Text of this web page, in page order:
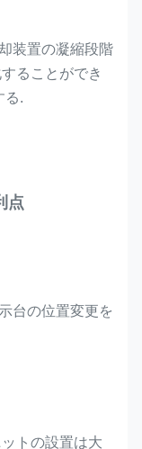
装置の凝縮段階
ることができ
る.
点
台の位置変更を
トの設置は大